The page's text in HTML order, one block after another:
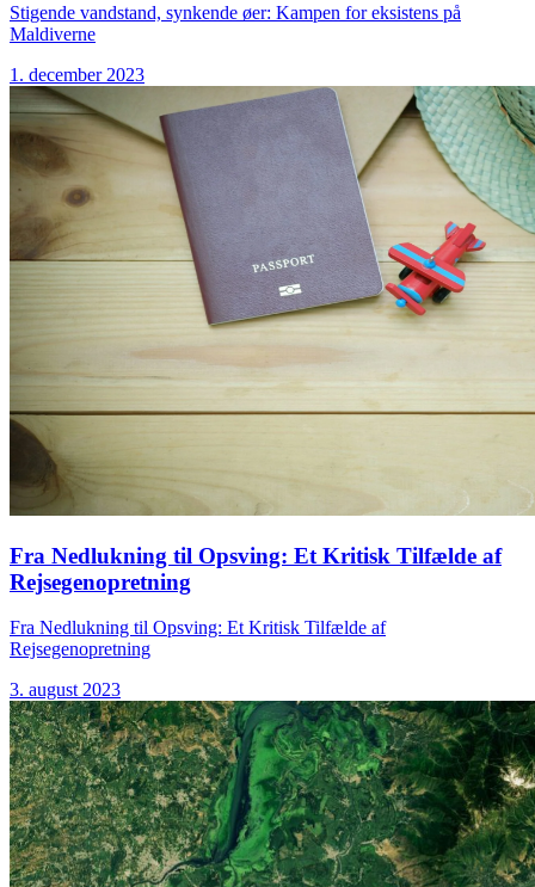
Stigende vandstand, synkende øer: Kampen for eksistens på
Maldiverne
1. december 2023
Fra Nedlukning til Opsving: Et Kritisk Tilfælde af
Rejsegenopretning
Fra Nedlukning til Opsving: Et Kritisk Tilfælde af
Rejsegenopretning
3. august 2023